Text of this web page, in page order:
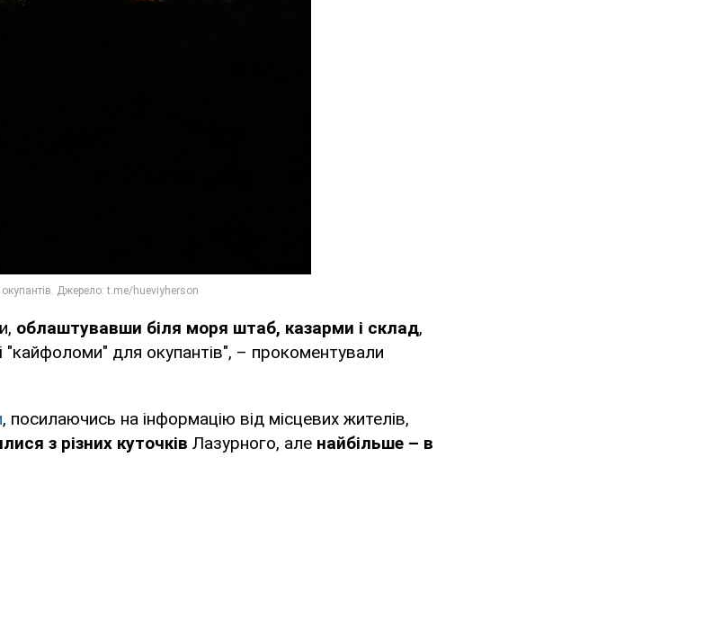
облаштувавши біля моря штаб, казарми і склад,
для окупантів", – прокоментували
, посилаючись на інформацію від місцевих жителів,
з різних куточків Лазурного, але найбільше – в